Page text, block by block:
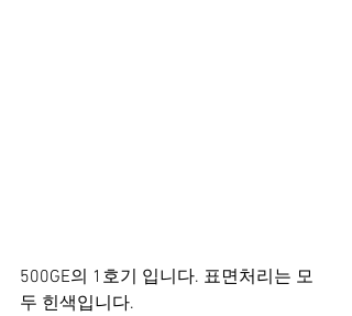
500GE의 1호기 입니다. 표면처리는 모
두 힌색입니다.